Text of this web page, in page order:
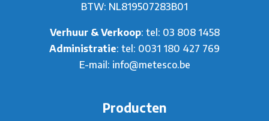
BTW: NL819507283B01
Verhuur & Verkoop: tel: 03 808 1458
Administratie: tel: 0031 180 427 769
E-mail: info@metesco.be
Producten